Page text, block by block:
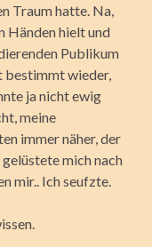
Traum hatte. Na,
Händen hielt und
Publikum
bestimmt wieder,
ja nicht ewig
meine
immer näher, der
mich nach
mir.. Ich seufzte.